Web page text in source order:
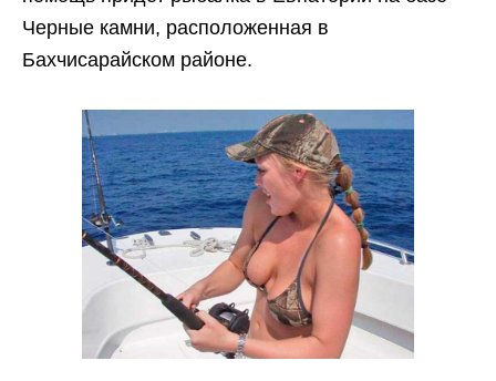
Черные камни, расположенная в
Бахчисарайском районе.